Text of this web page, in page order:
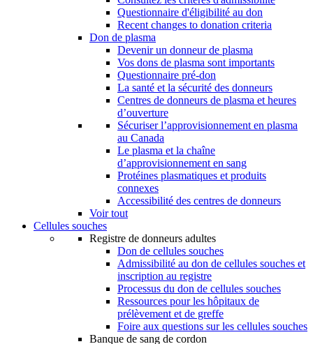
Questionnaire d'éligibilité au don
Recent changes to donation criteria
Don de plasma
Devenir un donneur de plasma
Vos dons de plasma sont importants
Questionnaire pré-don
La santé et la sécurité des donneurs
Centres de donneurs de plasma et heures
d’ouverture
Sécuriser l’approvisionnement en plasma
au Canada
Le plasma et la chaîne
d’approvisionnement en sang
Protéines plasmatiques et produits
connexes
Accessibilité des centres de donneurs
Voir tout
Cellules souches
Registre de donneurs adultes
Don de cellules souches
Admissibilité au don de cellules souches et
inscription au registre
Processus du don de cellules souches
Ressources pour les hôpitaux de
prélèvement et de greffe
Foire aux questions sur les cellules souches
Banque de sang de cordon